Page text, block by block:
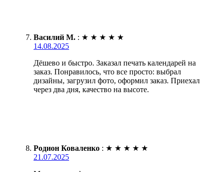
Василий М. : ★ ★ ★ ★ ★
14.08.2025
Дёшево и быстро. Заказал печать календарей на
заказ. Понравилось, что все просто: выбрал
дизайны, загрузил фото, оформил заказ. Приехал
через два дня, качество на высоте.
Родион Коваленко : ★ ★ ★ ★ ★
21.07.2025